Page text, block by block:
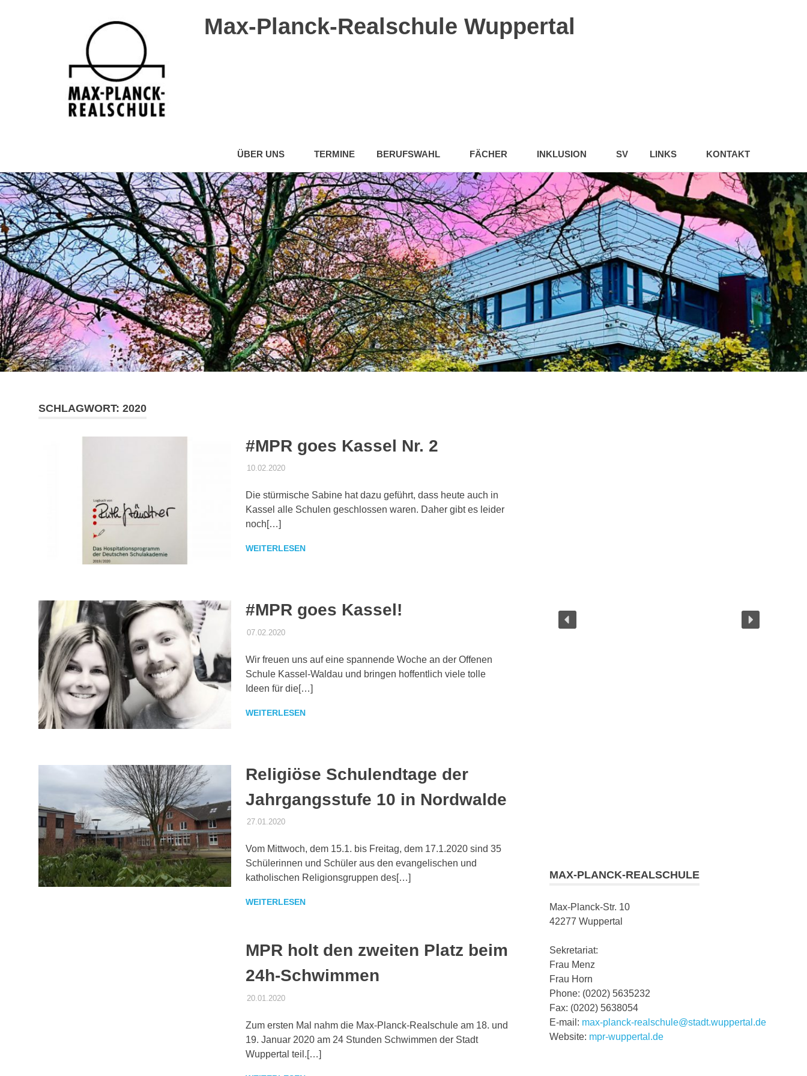
Zum
Inhalt
springen
Max-Planck-Realschule Wuppertal
ÜBER UNS TERMINE BERUFSWAHL FÄCHER INKLUSION SV LINKS KONTAKT
SCHLAGWORT: 2020
#MPR goes Kassel Nr. 2
10.02.2020
Die stürmische Sabine hat dazu geführt, dass heute auch in
Kassel alle Schulen geschlossen waren. Daher gibt es leider
noch[…]
WEITERLESEN
#MPR goes Kassel!
07.02.2020
Wir freuen uns auf eine spannende Woche an der Offenen
Schule Kassel-Waldau und bringen hoffentlich viele tolle
Ideen für die[…]
WEITERLESEN
Religiöse Schulendtage der
Jahrgangsstufe 10 in Nordwalde
27.01.2020
Vom Mittwoch, dem 15.1. bis Freitag, dem 17.1.2020 sind 35
Schülerinnen und Schüler aus den evangelischen und
katholischen Religionsgruppen des[…]
WEITERLESEN
MPR holt den zweiten Platz beim
24h-Schwimmen
20.01.2020
Zum ersten Mal nahm die Max-Planck-Realschule am 18. und
19. Januar 2020 am 24 Stunden Schwimmen der Stadt
Wuppertal teil.[…]
MAX-PLANCK-REALSCHULE
Max-Planck-Str. 10
42277 Wuppertal
Sekretariat:
Frau Menz
Frau Horn
Phone: (0202) 5635232
Fax: (0202) 5638054
E-mail: max-planck-realschule@stadt.wuppertal.de
Website: mpr-wuppertal.de